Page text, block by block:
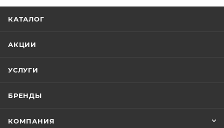
КАТАЛОГ
АКЦИИ
УСЛУГИ
БРЕНДЫ
КОМПАНИЯ